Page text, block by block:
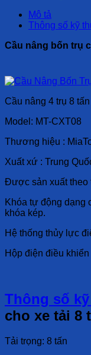
Mô tả
Thông số kỹ
Cầu nâng bốn trụ
Cầu nâng 4 trụ 8
Model: MT-CXT08
Thương hiệu :
Xuất xứ : Trung
Được sản xuất theo
Khóa tự động dạng
khóa kép.
Hệ thống thủy lực
Hộp điện điều khiển
Thông số
cho xe tải 8
Tải trọng: 8 tấn